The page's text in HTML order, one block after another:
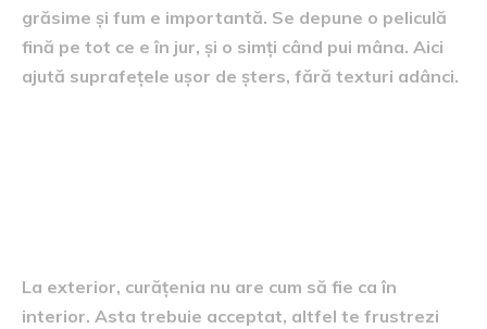
grăsime și fum e importantă. Se depune o peliculă
fină pe tot ce e în jur, și o simți când pui mâna. Aici
ajută suprafețele ușor de șters, fără texturi adânci.
La exterior, curățenia nu are cum să fie ca în
interior. Asta trebuie acceptat, altfel te frustrezi